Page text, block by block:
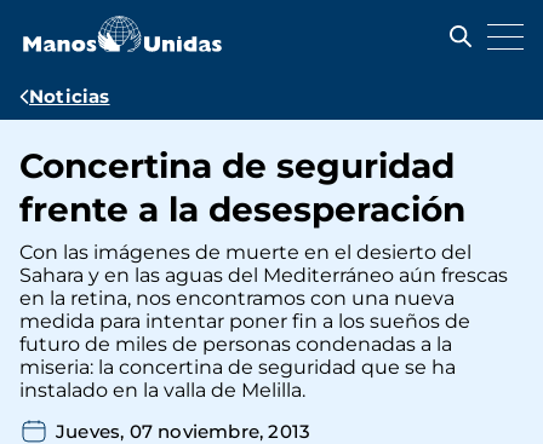
contenido
Ruta
navegación
Noticias
Concertina de seguridad
frente a la desesperación
Con las imágenes de muerte en el desierto del
Sahara y en las aguas del Mediterráneo aún frescas
en la retina, nos encontramos con una nueva
medida para intentar poner fin a los sueños de
futuro de miles de personas condenadas a la
miseria: la concertina de seguridad que se ha
instalado en la valla de Melilla.
Jueves, 07 noviembre, 2013